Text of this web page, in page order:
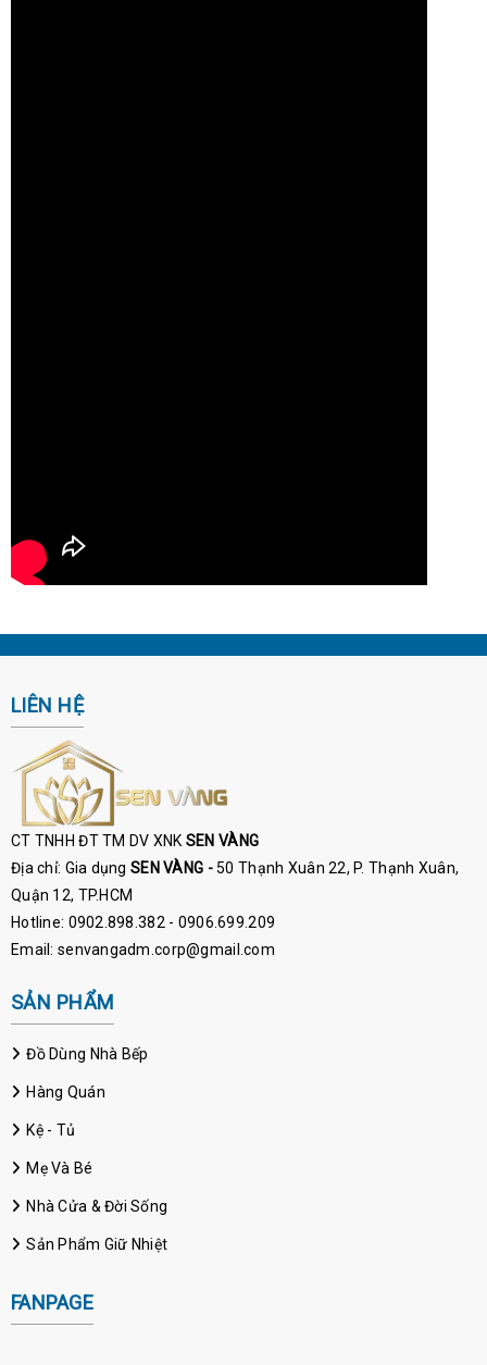
LIÊN HỆ
CT TNHH ĐT TM DV XNK SEN VÀNG
Địa chỉ: Gia dụngSEN VÀNG -50 Thạnh Xuân 22, P. Thạnh Xuân,
Quận 12, TP.HCM
Hotline: 0902.898.382 - 0906.699.209
Email: senvangadm.corp@gmail.com
SẢN PHẨM
Đồ Dùng Nhà Bếp
Hàng Quán
Kệ - Tủ
Mẹ Và Bé
Nhà Cửa & Đời Sống
Sản Phẩm Giữ Nhiệt
FANPAGE